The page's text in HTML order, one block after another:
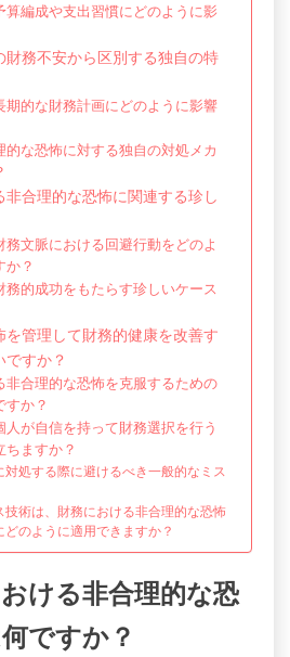
算編成や支出習慣にどのように影
務不安から区別する独自の特
期的な財務計画にどのように影響
的な恐怖に対する独自の対処メカ
合理的な恐怖に関連する珍し
文脈における回避行動をどのよ
か？
的成功をもたらす珍しいケース
管理して財務的健康を改善す
ですか？
非合理的な恐怖を克服するための
すか？
が自信を持って財務選択を行う
ちますか？
対処する際に避けるべき一般的なミス
技術は、財務における非合理的な恐怖
どのように適用できますか？
ける非合理的な恐
ですか？